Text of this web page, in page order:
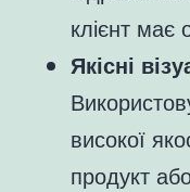
клієнт має
Якісні
високої
продукт